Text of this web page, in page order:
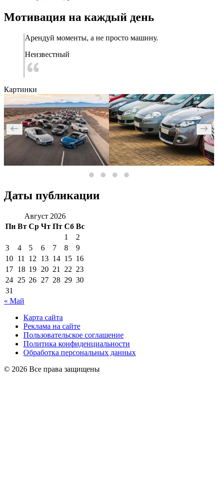
Мотивация на каждый день
Арендуй моменты, а не просто машину.
Неизвестный
Картинки
Даты публикации
Август 2026
Пн Вт Ср Чт Пт Сб Вс
1
2
3
4 5 6 7 8
9
10 11 12 13 14 15 16
17 18 19 20 21 22 23
24 25 26 27 28 29 30
31
« Май
Карта сайта
Реклама на сайте
Пользовательское соглашение
Политика конфиденциальности
Обработка персональных данных
© 2026 Все права защищены